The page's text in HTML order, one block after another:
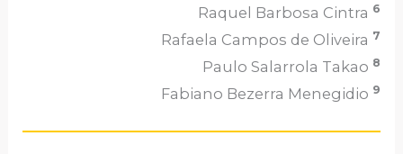
Raquel Barbosa Cintra 6
Rafaela Campos de Oliveira 7
Paulo Salarrola Takao 8
Fabiano Bezerra Menegidio 9